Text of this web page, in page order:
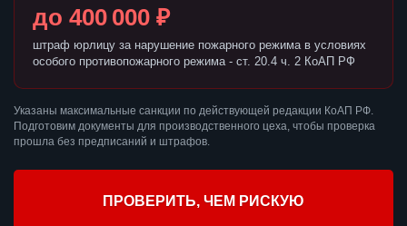
до 400 000 ₽
штраф юрлицу за нарушение пожарного режима в условиях
особого противопожарного режима - ст. 20.4 ч. 2 КоАП РФ
Указаны максимальные санкции по действующей редакции КоАП РФ.
Подготовим документы для производственного цеха, чтобы проверка
прошла без предписаний и штрафов.
ПРОВЕРИТЬ, ЧЕМ РИСКУЮ